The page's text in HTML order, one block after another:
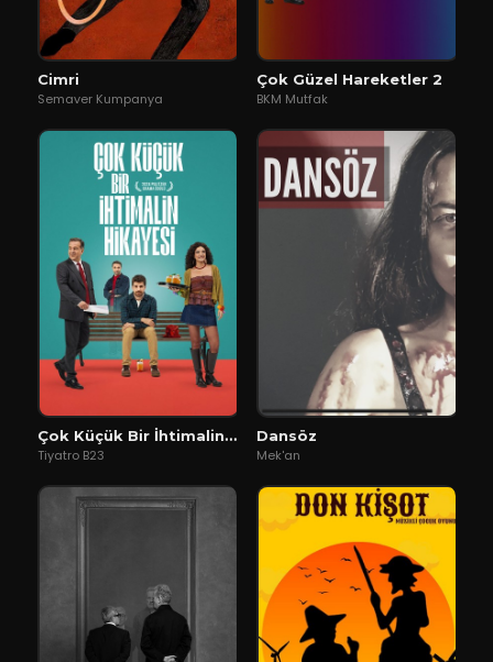
Cimri
Semaver Kumpanya
Çok Güzel Hareketler 2
BKM Mutfak
Çok Küçük Bir İhtimalin Hikayesi
Tiyatro B23
Dansöz
Mek'an